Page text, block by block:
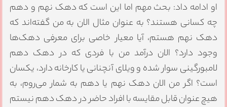
او ادامه داد: بحث مهم اما این است که دهک نهم و دهم
چه کسانی هستند؟ به عنوان مثال الان به من گفته‌اند که
دهک نهم هستم، آیا معیار خاصی برای معرفی دهک‌ها
وجود دارد؟ الان درآمد من با فردی که در دهک دهم
لامبورگینی سوار شده و ویلای آنچنانی یا کارخانه دارد، یکسان
است؟ اگر من الان دهک نهم یا دهم به شمار می‌روم، به
هیچ عنوان قابل مقایسه با افراد حاضر در دهک دهم نیستم